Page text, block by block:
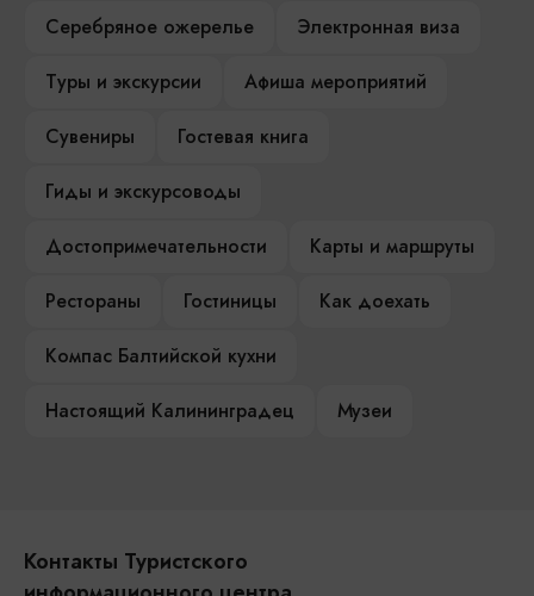
Серебряное ожерелье
Электронная виза
Туры и экскурсии
Афиша мероприятий
Сувениры
Гостевая книга
Гиды и экскурсоводы
Достопримечательности
Карты и маршруты
Рестораны
Гостиницы
Как доехать
Компас Балтийской кухни
Настоящий Калининградец
Музеи
Контакты Туристского